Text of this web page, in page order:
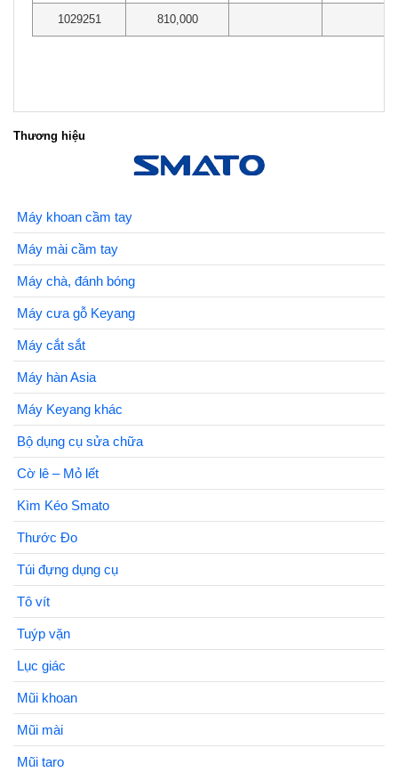
1029251 810,000
Thương hiệu
Máy khoan cầm tay
Máy mài cầm tay
Máy chà, đánh bóng
Máy cưa gỗ Keyang
Máy cắt sắt
Máy hàn Asia
Máy Keyang khác
Bộ dụng cụ sửa chữa
Cờ lê – Mỏ lết
Kìm Kéo Smato
Thước Đo
Túi đựng dụng cụ
Tô vít
Tuýp vặn
Lục giác
Mũi khoan
Mũi mài
Mũi taro